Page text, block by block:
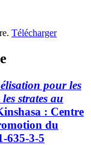
Télécharger
pour les
strates au
: Centre
du
635-3-5